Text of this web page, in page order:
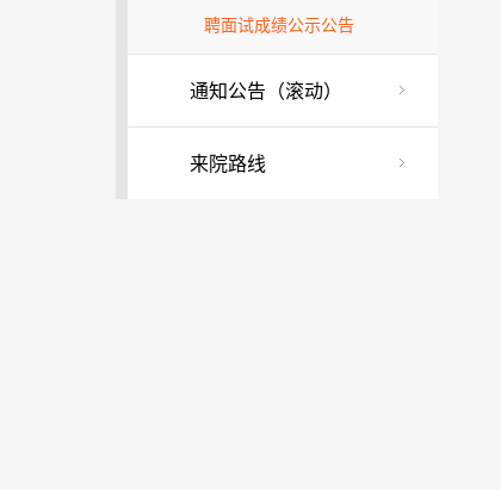
聘面试成绩公示公告
通知公告（滚动）
来院路线